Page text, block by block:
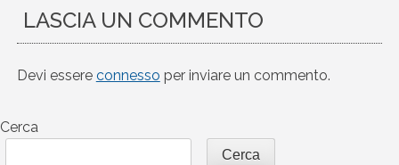
LASCIA UN COMMENTO
Devi essere connesso per inviare un commento.
Cerca
Cerca